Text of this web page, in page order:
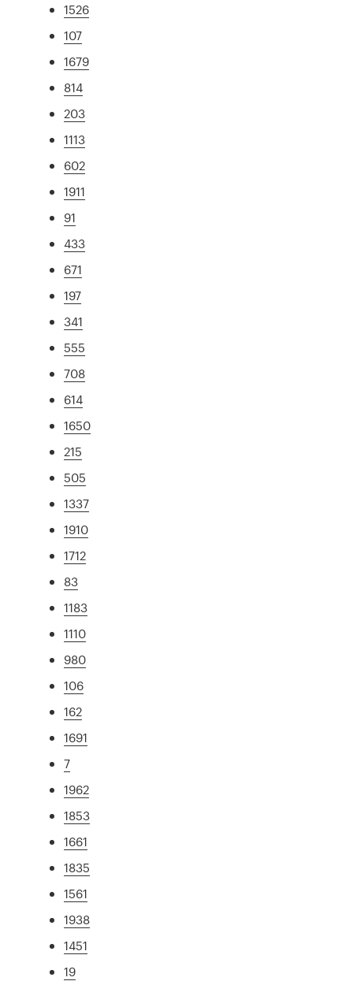
1526
107
1679
814
203
1113
602
1911
91
433
671
197
341
555
708
614
1650
215
505
1337
1910
1712
83
1183
1110
980
106
162
1691
7
1962
1853
1661
1835
1561
1938
1451
19